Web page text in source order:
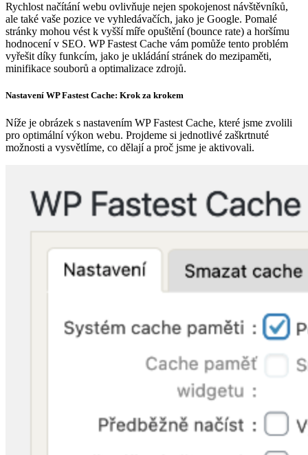
Rychlost načítání webu ovlivňuje nejen spokojenost návštěvníků,
ale také vaše pozice ve vyhledávačích, jako je Google. Pomalé
stránky mohou vést k vyšší míře opuštění (bounce rate) a horšímu
hodnocení v SEO. WP Fastest Cache vám pomůže tento problém
vyřešit díky funkcím, jako je ukládání stránek do mezipaměti,
minifikace souborů a optimalizace zdrojů.
Nastavení WP Fastest Cache: Krok za krokem
Níže je obrázek s nastavením WP Fastest Cache, které jsme zvolili
pro optimální výkon webu. Projdeme si jednotlivé zaškrtnuté
možnosti a vysvětlíme, co dělají a proč jsme je aktivovali.